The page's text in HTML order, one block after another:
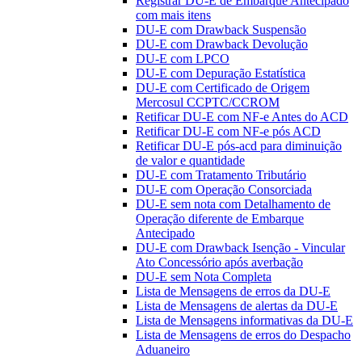
com mais itens
DU-E com Drawback Suspensão
DU-E com Drawback Devolução
DU-E com LPCO
DU-E com Depuração Estatística
DU-E com Certificado de Origem
Mercosul CCPTC/CCROM
Retificar DU-E com NF-e Antes do ACD
Retificar DU-E com NF-e pós ACD
Retificar DU-E pós-acd para diminuição
de valor e quantidade
DU-E com Tratamento Tributário
DU-E com Operação Consorciada
DU-E sem nota com Detalhamento de
Operação diferente de Embarque
Antecipado
DU-E com Drawback Isenção - Vincular
Ato Concessório após averbação
DU-E sem Nota Completa
Lista de Mensagens de erros da DU-E
Lista de Mensagens de alertas da DU-E
Lista de Mensagens informativas da DU-E
Lista de Mensagens de erros do Despacho
Aduaneiro